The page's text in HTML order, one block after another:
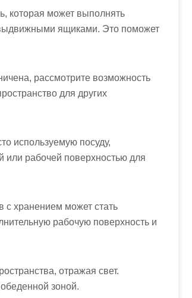
которая может выполнять
ящиками. Это поможет
рассмотрите возможность
для других
используемую посуду,
или рабочей поверхностью для
с хранением может стать
рабочую поверхность и
отражая свет.
зоной.